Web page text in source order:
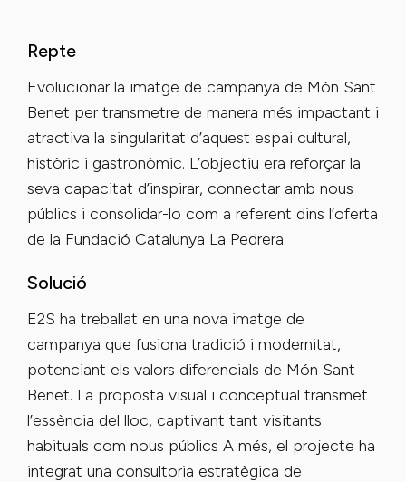
Repte
Evolucionar la imatge de campanya de Món Sant
Benet per transmetre de manera més impactant i
atractiva la singularitat d’aquest espai cultural,
històric i gastronòmic. L’objectiu era reforçar la
seva capacitat d’inspirar, connectar amb nous
públics i consolidar-lo com a referent dins l’oferta
de la Fundació Catalunya La Pedrera.
Solució
E2S ha treballat en una nova imatge de
campanya que fusiona tradició i modernitat,
potenciant els valors diferencials de Món Sant
Benet. La proposta visual i conceptual transmet
l’essència del lloc, captivant tant visitants
habituals com nous públics A més, el projecte ha
integrat una consultoria estratègica de